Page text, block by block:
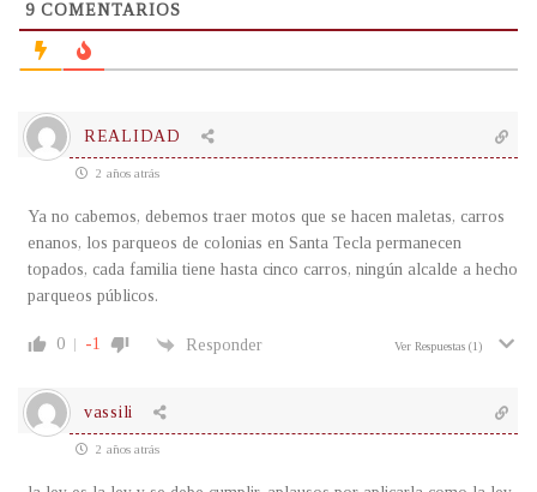
9 COMENTARIOS
REALIDAD
2 años atrás
Ya no cabemos, debemos traer motos que se hacen maletas, carros
enanos, los parqueos de colonias en Santa Tecla permanecen
topados, cada familia tiene hasta cinco carros, ningún alcalde a hecho
parqueos públicos.
0 -1 Responder Ver Respuestas (1)
vassili
2 años atrás